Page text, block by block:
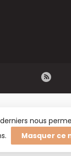
de fleurs
nous
Masquer ce